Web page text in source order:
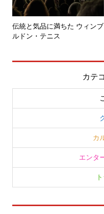
伝統と気品に満ちた ウィンブ
ルドン・テニス
カテ
カ
エンタ